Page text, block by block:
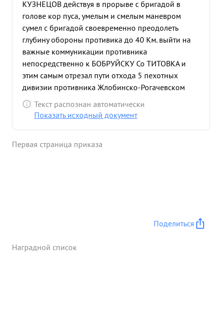
КУЗНЕЦОВ действуя в прорыве с бригадой в
голове кор пуса, умелым и смелым маневром
сумел с бригадой своевременно преодолеть
глубину обороны противика до 40 Км. выйти на
важные коммуникации противника
непосредственно к БОБРУЙСКУ Со ТИТОВКА и
этим самым отрезал пути отхода 5 пехотных
дивизии противника Жлобинско-Рогачевском
группировки. Выйдя на основные коммуникации
противника, в С. ТИТОВКА тов. КУЗНЕЦОВ умело
подошедшей 108 ТБР в те чение двух суток
проявленным при этом мужеством и отвагой,
количество живой силы, техники пр-ка, танков,
Текст распознан автоматически
Показать исходный документ
Первая страница приказа
Поделиться
Наградной список